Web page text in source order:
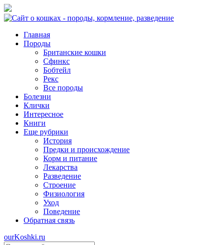
Главная
Породы
Британские кошки
Сфинкс
Бобтейл
Рекс
Все породы
Болезни
Клички
Интересное
Книги
Еще рубрики
История
Предки и происхождение
Корм и питание
Лекарства
Разведение
Строение
Физиология
Уход
Поведение
Обратная связь
ourKoshki.ru